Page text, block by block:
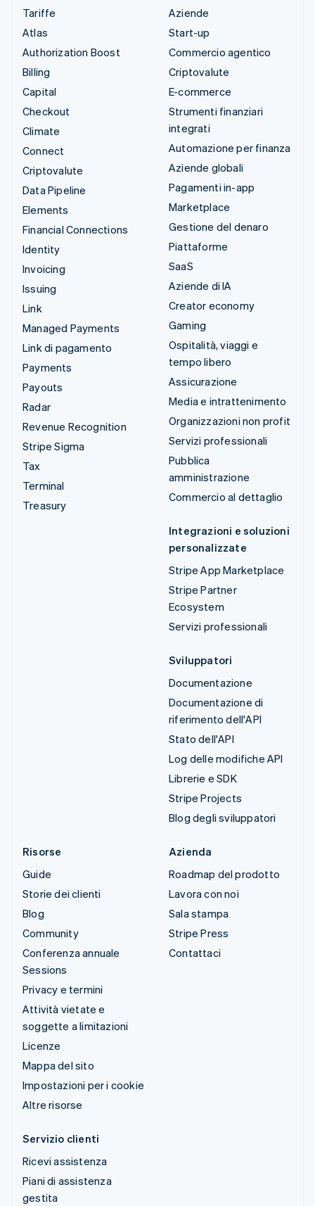
Tariffe
Atlas
Authorization Boost
Billing
Capital
Checkout
Climate
Connect
Criptovalute
Data Pipeline
Elements
Financial Connections
Identity
Invoicing
Issuing
Link
Managed Payments
Link di pagamento
Payments
Payouts
Radar
Revenue Recognition
Stripe Sigma
Tax
Terminal
Treasury
Aziende
Start-up
Commercio agentico
Criptovalute
E-commerce
Strumenti finanziari
integrati
Automazione per finanza
Aziende globali
Pagamenti in-app
Marketplace
Gestione del denaro
Piattaforme
SaaS
Aziende di IA
Creator economy
Gaming
Ospitalità, viaggi e
tempo libero
Assicurazione
Media e intrattenimento
Organizzazioni non profit
Servizi professionali
Pubblica
amministrazione
Commercio al dettaglio
Integrazioni e soluzioni
personalizzate
Stripe App Marketplace
Stripe Partner
Ecosystem
Servizi professionali
Sviluppatori
Documentazione
Documentazione di
riferimento dell'API
Stato dell'API
Log delle modifiche API
Librerie e SDK
Stripe Projects
Blog degli sviluppatori
Risorse
Guide
Storie dei clienti
Blog
Community
Conferenza annuale
Sessions
Privacy e termini
Attività vietate e
soggette a limitazioni
Licenze
Mappa del sito
Impostazioni per i cookie
Altre risorse
Azienda
Roadmap del prodotto
Lavora con noi
Sala stampa
Stripe Press
Contattaci
Servizio clienti
Ricevi assistenza
Piani di assistenza
gestita